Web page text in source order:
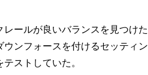
レールが良いバランスを見つけ
ウンフォースを付けるセッティ
ストしていた。